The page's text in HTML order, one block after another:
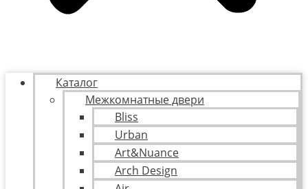
Каталог
Межкомнатные двери
Bliss
Urban
Art&Nuance
Arch Design